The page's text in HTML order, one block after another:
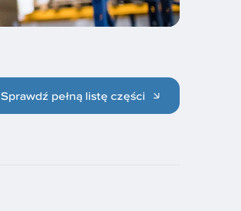
Sprawdź pełną listę części